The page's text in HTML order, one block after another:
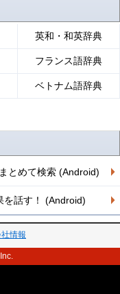
英和・和英辞典
フランス語辞典
ベトナム語辞典
とめて検索 (Android)
を話す！ (Android)
情報